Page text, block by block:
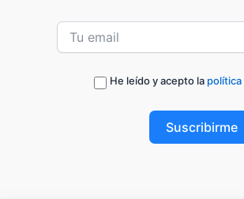
He leído y acepto la política
Suscribirme